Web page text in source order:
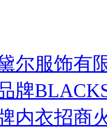
尔服饰有
牌
内衣招商